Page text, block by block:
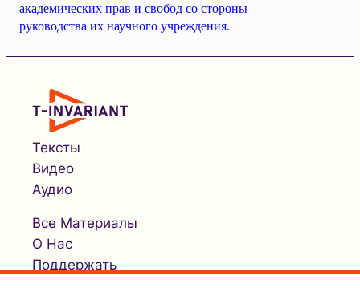
академических прав и свобод со стороны
руководства их научного учреждения.
Тексты
Видео
Аудио
Все Материалы
О Нас
Поддержать